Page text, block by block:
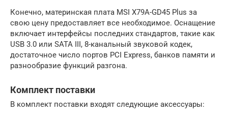
Конечно, материнская плата MSI X79A-GD45 Plus за
свою цену предоставляет все необходимое. Оснащение
включает интерфейсы последних стандартов, такие как
USB 3.0 или SATA III, 8-канальный звуковой кодек,
достаточное число портов PCI Express, банков памяти и
разнообразие функций разгона.
Комплект поставки
В комплект поставки входят следующие аксессуары: